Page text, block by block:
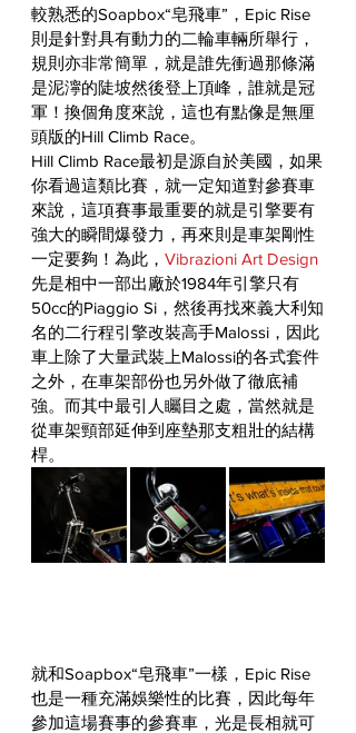
較熟悉的Soapbox“皂飛車”，Epic Rise
則是針對具有動力的二輪車輛所舉行，
規則亦非常簡單，就是誰先衝過那條滿
是泥濘的陡坡然後登上頂峰，誰就是冠
軍！換個角度來說，這也有點像是無厘
頭版的Hill Climb Race。
Hill Climb Race最初是源自於美國，如果
你看過這類比賽，就一定知道對參賽車
來說，這項賽事最重要的就是引擎要有
強大的瞬間爆發力，再來則是車架剛性
一定要夠！為此， Vibrazioni Art Design
先是相中一部出廠於1984年引擎只有
50cc的Piaggio Si，然後再找來義大利知
名的二行程引擎改裝高手Malossi，因此
車上除了大量武裝上Malossi的各式套件
之外，在車架部份也另外做了徹底補
強。而其中最引人矚目之處，當然就是
從車架頸部延伸到座墊那支粗壯的結構
桿。
就和Soapbox“皂飛車”一樣，Epic Rise
也是一種充滿娛樂性的比賽，因此每年
參加這場賽事的參賽車，光是長相就可